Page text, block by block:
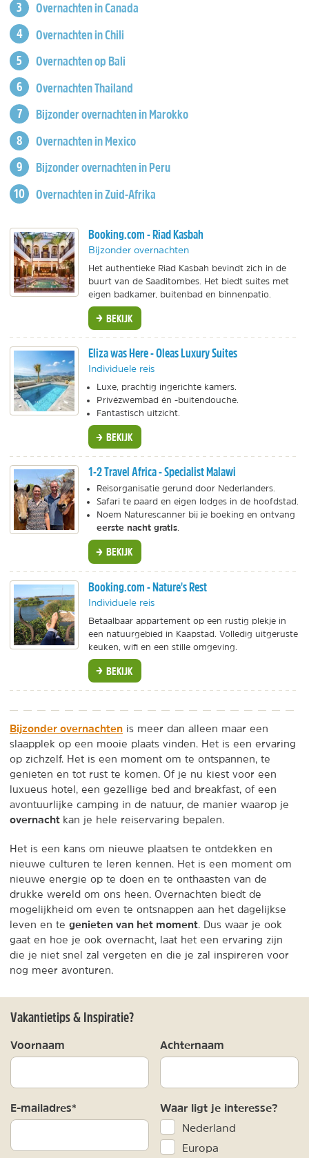
Overnachten in Canada
Overnachten in Chili
Overnachten op Bali
Overnachten Thailand
Bijzonder overnachten in Marokko
Overnachten in Mexico
Bijzonder overnachten in Peru
Overnachten in Zuid-Afrika
Booking.com - Riad Kasbah
Bijzonder overnachten
Het authentieke Riad Kasbah bevindt zich in de
buurt van de Saaditombes. Het biedt suites met
eigen badkamer, buitenbad en binnenpatio.
BEKIJK
Eliza was Here - Oleas Luxury Suites
Individuele reis
Luxe, prachtig ingerichte kamers.
Privézwembad én -buitendouche.
Fantastisch uitzicht.
BEKIJK
1-2 Travel Africa - Specialist Malawi
Reisorganisatie gerund door Nederlanders.
Safari te paard en eigen lodges in de hoofdstad.
Noem Naturescanner bij je boeking en ontvang
eerste nacht gratis
BEKIJK
Booking.com - Nature's Rest
Individuele reis
Betaalbaar appartement op een rustig plekje in
een natuurgebied in Kaapstad. Volledig uitgeruste
keuken, wifi en een stille omgeving.
BEKIJK
Bijzonder overnachten is meer dan alleen maar een
slaapplek op een mooie plaats vinden. Het is een ervaring
op zichzelf. Het is een moment om te ontspannen, te
genieten en tot rust te komen. Of je nu kiest voor een
luxueus hotel, een gezellige bed and breakfast, of een
avontuurlijke camping in de natuur, de manier waarop je
overnacht kan je hele reiservaring bepalen.
Het is een kans om nieuwe plaatsen te ontdekken en
nieuwe culturen te leren kennen. Het is een moment om
nieuwe energie op te doen en te onthaasten van de
drukke wereld om ons heen. Overnachten biedt de
mogelijkheid om even te ontsnappen aan het dagelijkse
leven en te genieten van het moment . Dus waar je ook
gaat en hoe je ook overnacht, laat het een ervaring zijn
die je niet snel zal vergeten en die je zal inspireren voor
nog meer avonturen.
Vakantietips & Inspiratie?
Voornaam Achternaam
E-mailadres* Waar ligt je interesse?
Nederland
Europa